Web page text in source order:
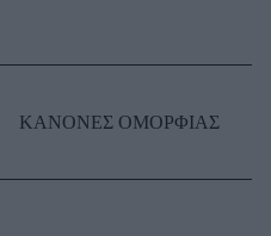
ΚΑΝΟΝΕΣ ΟΜΟΡΦΙΑΣ